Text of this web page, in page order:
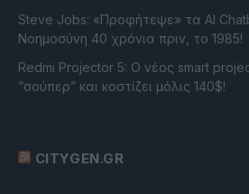
Steve Jobs: «Προφήτεψε» τα AI
Νοημοσύνη 40 χρόνια πριν, το 1985!
Redmi Projector 5: Ο νέος smart
“σούπερ” και κοστίζει μόλις 140$!
CITYGEN.GR